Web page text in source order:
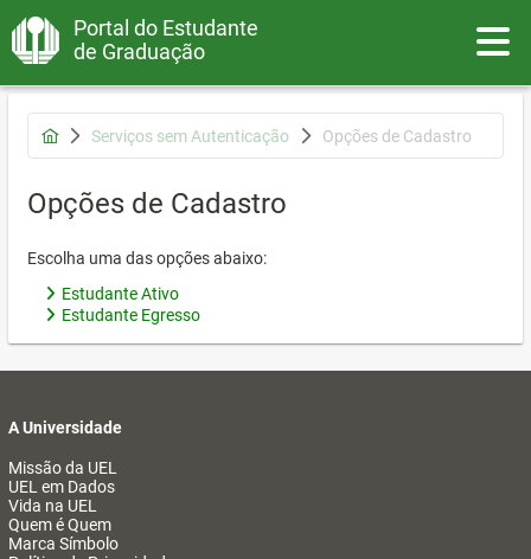
Portal do Estudante
de Graduação
Serviços sem Autenticação Opções de Cadastro
Opções de Cadastro
Escolha uma das opções abaixo:
Estudante Ativo
Estudante Egresso
A Universidade
Missão da UEL
UEL em Dados
Vida na UEL
Quem é Quem
Marca Símbolo